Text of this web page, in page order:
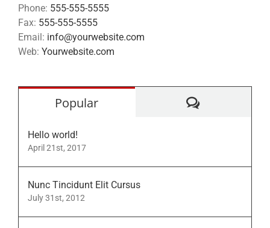
Phone: 555-555-5555
Fax: 555-555-5555
Email: info@yourwebsite.com
Web: Yourwebsite.com
Popular Comments
Hello world!
April 21st, 2017
Nunc Tincidunt Elit Cursus
July 31st, 2012